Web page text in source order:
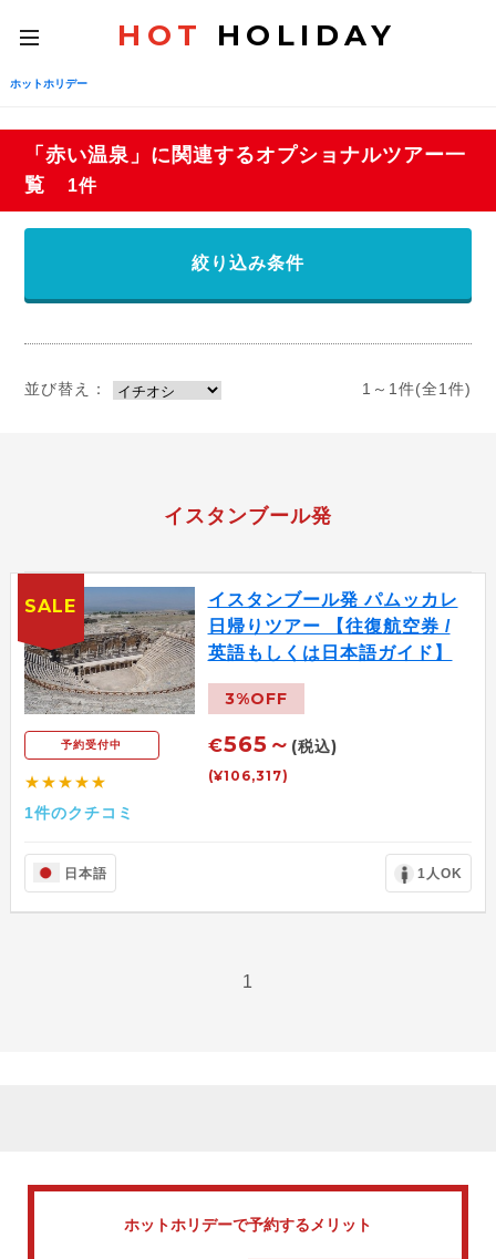
toggle
navigation
HOT HOLIDAY
ホットホリデー
「赤い温泉」に関連するオプショナルツアー一
覧
1件
絞り込み条件
並び替え： 1～1件(全1件)
イスタンブール発
予約受付中
★★★★★
1件のクチコミ
イスタンブール発 パムッカレ
日帰りツアー 【往復航空券 /
英語もしくは日本語ガイド】
3%OFF
€565～ (税込)
(¥106,317)
日本語 1人OK
SALE
1
ホットホリデーで予約するメリット